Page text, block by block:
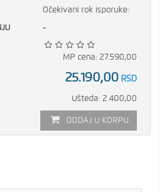
Očekivani rok isporuke:
-
MP cena: 27.590,00
25.190,00 RSD
Ušteda: 2.400,00
DODAJ U KORPU